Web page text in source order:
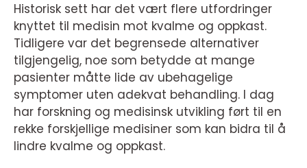
Historisk sett har det vært flere utfordringer
knyttet til medisin mot kvalme og oppkast.
Tidligere var det begrensede alternativer
tilgjengelig, noe som betydde at mange
pasienter måtte lide av ubehagelige
symptomer uten adekvat behandling. I dag
har forskning og medisinsk utvikling ført til en
rekke forskjellige medisiner som kan bidra til å
lindre kvalme og oppkast.